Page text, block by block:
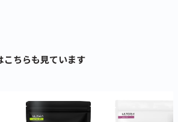
こちらも見ています